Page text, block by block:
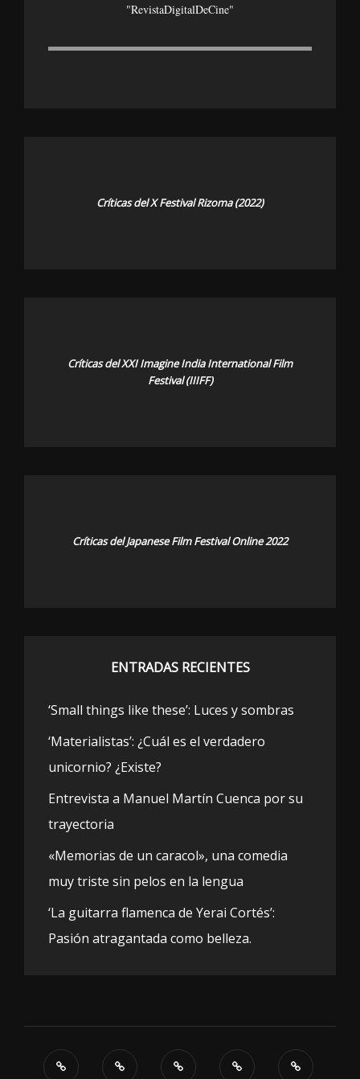
"revistaDigitalDeCine"
Críticas del X Festival Rizoma (2022)
Críticas del XXI Imagine India International Film
Festival (IIIFF)
Críticas del Japanese Film Festival Online 2022
ENTRADAS RECIENTES
‘Small things like these’: Luces y sombras
‘Materialistas’: ¿Cuál es el verdadero
unicornio? ¿Existe?
Entrevista a Manuel Martín Cuenca por su
trayectoria
«Memorias de un caracol», una comedia
muy triste sin pelos en la lengua
‘La guitarra flamenca de Yerai Cortés’:
Pasión atragantada como belleza.